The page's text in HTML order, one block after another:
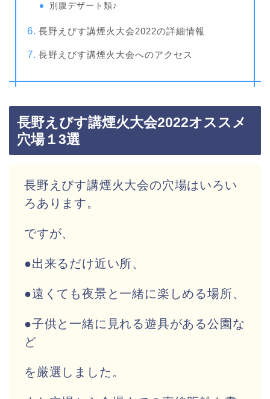
別腹デザート類♪
長野えびす講煙火大会2022の詳細情報
長野えびす講煙火大会へのアクセス
長野えびす講煙火大会2022オススメ
穴場１3選
長野えびす講煙火大会の穴場はいろい
ろあります。
ですが、
●出来るだけ近い所、
●遠くても夜景と一緒に楽しめる場所、
●子供と一緒に見れる遊具がある公園な
ど
を厳選しました。